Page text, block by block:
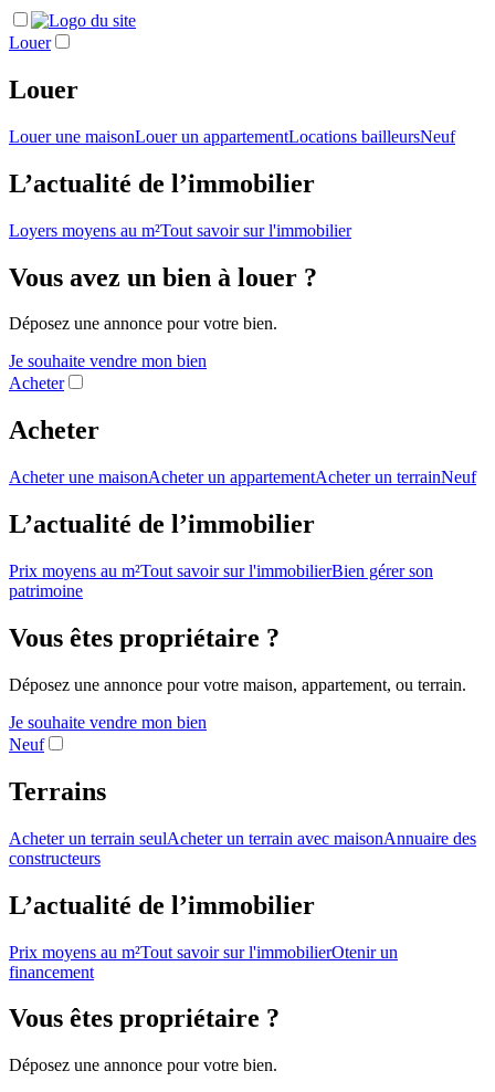
Louer
Louer
Louer une maisonLouer un appartementLocations bailleursNeuf
L’actualité de l’immobilier
Loyers moyens au m²Tout savoir sur l'immobilier
Vous avez un bien à louer ?
Déposez une annonce pour votre bien.
Je souhaite vendre mon bien
Acheter
Acheter
Acheter une maisonAcheter un appartementAcheter un terrainNeuf
L’actualité de l’immobilier
Prix moyens au m²Tout savoir sur l'immobilierBien gérer son
patrimoine
Vous êtes propriétaire ?
Déposez une annonce pour votre maison, appartement, ou terrain.
Je souhaite vendre mon bien
Neuf
Terrains
Acheter un terrain seulAcheter un terrain avec maisonAnnuaire des
constructeurs
L’actualité de l’immobilier
Prix moyens au m²Tout savoir sur l'immobilierOtenir un
financement
Vous êtes propriétaire ?
Déposez une annonce pour votre bien.